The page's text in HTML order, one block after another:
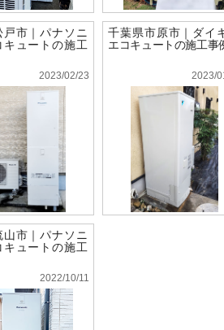
市｜パナソニ
キュートの施工
2023/02/23
千葉県市原市｜ダイ
エコキュートの施工事
2023/
市｜パナソニ
キュートの施工
2022/10/11